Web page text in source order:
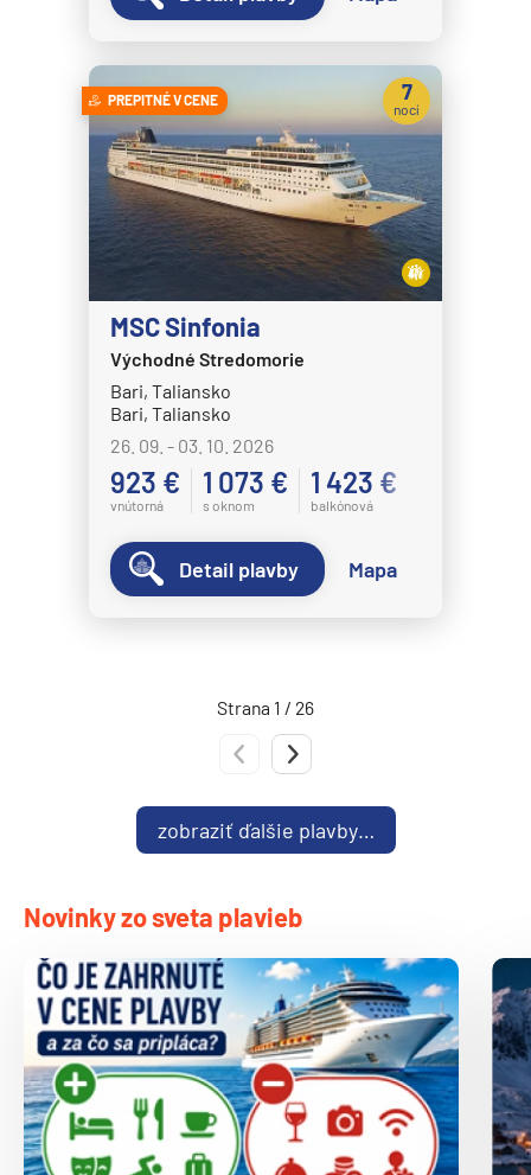
Norwegian Dawn
Norwegian Encore
Norwegian Epic
Norwegian Escape
Norwegian Gem
Norwegian Getaway
Norwegian Jade
Norwegian Jewel
Norwegian Luna
Norwegian Pearl
Norwegian Prima
Norwegian Sky
Norwegian Spirit
Norwegian Star
Pride of America
Oceania Insignia
Oceania Nautica
Oceania Riviera
Oceania Sirena
Oceania Vista
P&O
Arcadia
PREPITNÉ V CENE
MSC Sinfonia
Východné Stredomorie
Bari, Taliansko
Bari, Taliansko
26. 09. - 03. 10. 2026
923 €
vnútorná
1 073 €
s oknom
1 423 €
balkónová
7
nocí
Detail plavby Mapa
Strana 1 / 26
Predchádzajúca strana
zobraziť ďalšie plavby…
Novinky zo sveta plavieb